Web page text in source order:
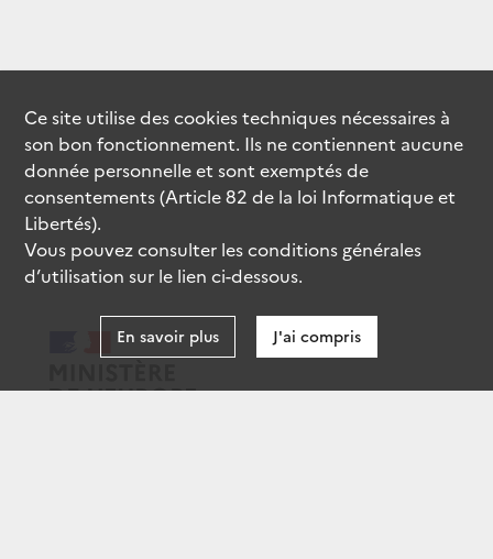
Ce site utilise descookiestechniques nécessaires à
son bon fonctionnement. Ils ne contiennent aucune
donnée personnelle et sont exemptés de
consentements (Article 82 de la loi Informatique et
Libertés).
Vous pouvez consulter les conditions générales
d’utilisation sur le lien ci-dessous.
En savoir plus J'ai compris